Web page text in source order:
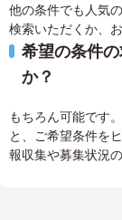
他の条件でも人気
検索いただくか、
希望の条件
か？
もちろん可能です。
と、ご希望条件を
報収集や募集状況